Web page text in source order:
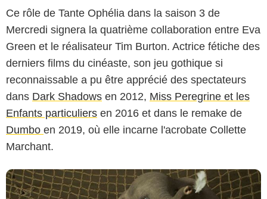
Ce rôle de Tante Ophélia dans la saison 3 de
Mercredi signera la quatrième collaboration entre Eva
Green et le réalisateur Tim Burton. Actrice fétiche des
derniers films du cinéaste, son jeu gothique si
reconnaissable a pu être apprécié des spectateurs
dans Dark Shadows en 2012, Miss Peregrine et les
Enfants particuliers en 2016 et dans le remake de
Dumbo en 2019, où elle incarne l'acrobate Collette
Marchant.